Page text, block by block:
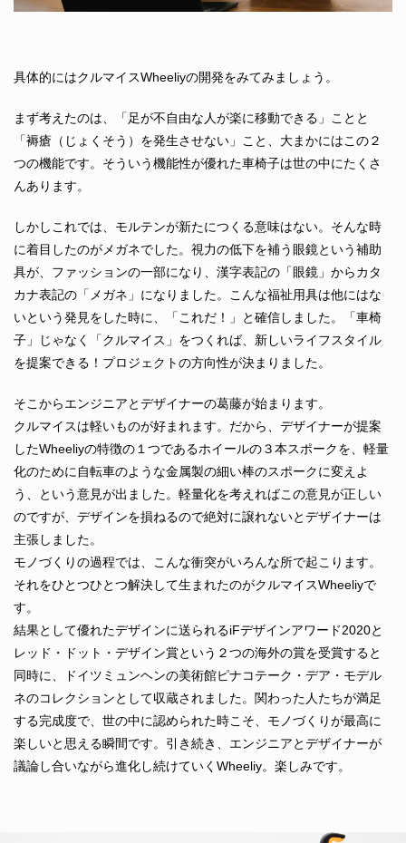
具体的にはクルマイスWheeliyの開発をみてみましょう。
まず考えたのは、「足が不自由な人が楽に移動できる」ことと
「褥瘡 じょくそう
を発生させない」こと、大まかにはこの２
つの機能です。そういう機能性が優れた車椅子は世の中にたくさ
んあります。
しかしこれでは、モルテンが新たにつくる意味はない。そんな時
に着目したのがメガネでした。視力の低下を補う眼鏡という補助
具が、ファッションの一部になり、漢字表記の「眼鏡」からカタ
カナ表記の「メガネ」になりました。こんな福祉用具は他にはな
いという発見をした時に、「これだ！」と確信しました。「車椅
子」じゃなく「クルマイス」をつくれば、新しいライフスタイル
を提案できる！プロジェクトの方向性が決まりました。
そこからエンジニアとデザイナーの葛藤が始まります。
クルマイスは軽いものが好まれます。だから、デザイナーが提案
したWheeliyの特徴の１つであるホイールの３本スポークを、軽量
化のために自転車のような金属製の細い棒のスポークに変えよ
う、という意見が出ました。軽量化を考えればこの意見が正しい
のですが、デザインを損ねるので絶対に譲れないとデザイナーは
主張しました。
モノづくりの過程では、こんな衝突がいろんな所で起こります。
それをひとつひとつ解決して生まれたのがクルマイスWheeliyで
す。
結果として優れたデザインに送られるiFデザインアワード2020と
レッド・ドット・デザイン賞という２つの海外の賞を受賞すると
同時に、ドイツミュンヘンの美術館ピナコテーク・デア・モデル
ネのコレクションとして収蔵されました。関わった人たちが満足
する完成度で、世の中に認められた時こそ、モノづくりが最高に
楽しいと思える瞬間です。引き続き、エンジニアとデザイナーが
議論し合いながら進化し続けていくWheeliy。楽しみです。